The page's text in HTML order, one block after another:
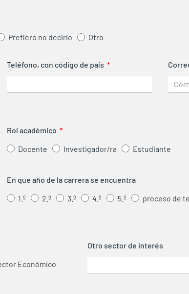
Prefiero no decirlo Otro
Teléfono, con código de país
Rol académico
Docente
Investigador/ra Estudiante
En que año de la carrera se encuentra
1.º
2.º 3.º 4.º 5.º proceso de
Económico
Otro sector de interés